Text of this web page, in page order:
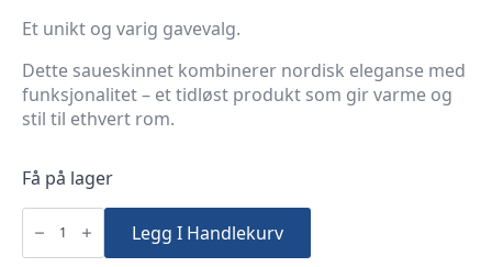
Et unikt og varig gavevalg.
Dette saueskinnet kombinerer nordisk eleganse med
funksjonalitet – et tidløst produkt som gir varme og
stil til ethvert rom.
Få på lager
Eksklusivt
Saueskinn
-
Legg I Handlekurv